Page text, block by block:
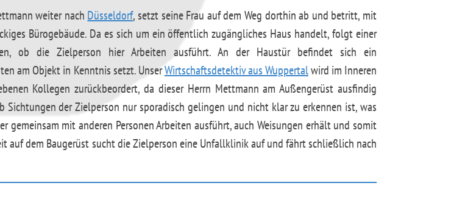
weiter nach Düsseldorf, setzt seine Frau auf dem Weg dorthin ab und betritt, mit
Bürogebäude. Da es sich um ein öffentlich zugängliches Haus handelt, folgt einer
ob die Zielperson hier Arbeiten ausführt. An der Haustür befindet sich ein
am Objekt in Kenntnis setzt. UnserWirtschaftsdetektiv aus Wuppertalwird im Inneren
Kollegen zurückbeordert, da dieser Herrn Mettmann am Außengerüst ausfindig
der Zielperson nur sporadisch gelingen und nicht klar zu erkennen ist, was
gemeinsam mit anderen Personen Arbeiten ausführt, auch Weisungen erhält und somit
auf dem Baugerüst sucht die Zielperson eine Unfallklinik auf und fährt schließlich nach